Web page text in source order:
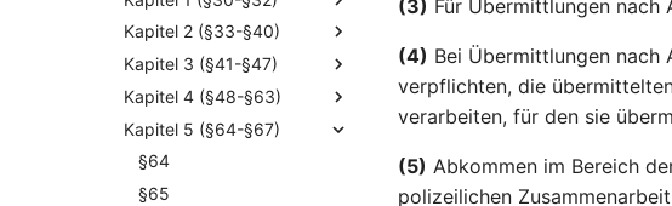
Kapitel 2 (§33-§40)
Kapitel 3 (§41-§47)
Kapitel 4 (§48-§63)
Kapitel 5 (§64-§67)
§64
§65
(3) Für Übermittlungen
(4) Bei Übermittlungen nach
verpflichten, die
verarbeiten, für den sie
(5) Abkommen im Bereich
polizeilichen